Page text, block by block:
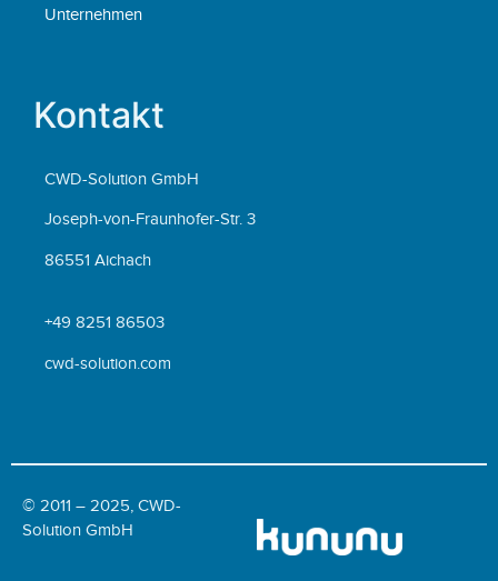
Unternehmen
Kontakt
CWD-Solution GmbH
Joseph-von-Fraunhofer-Str. 3
86551 Aichach
+49 8251 86503
cwd-solution.com
© 2011 – 2025, CWD-
Solution GmbH